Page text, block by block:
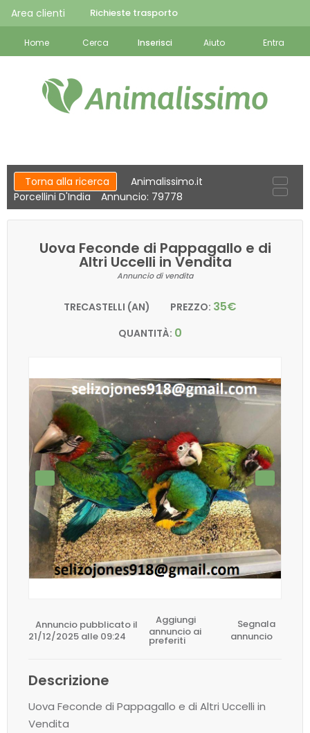
Area clienti Richieste trasporto
Home Cerca Inserisci Aiuto Entra
Torna alla ricerca
Animalissimo.it
Porcellini D'India
Annuncio: 79778
Uova Feconde di Pappagallo e di
Altri Uccelli in Vendita
Annuncio di vendita
TRECASTELLI (AN) PREZZO: 35€
QUANTITÀ: 0
Annuncio pubblicato il
21/12/2025 alle 09:24
Aggiungi
annuncio ai
preferiti
Segnala
annuncio
Descrizione
Uova Feconde di Pappagallo e di Altri Uccelli in
Vendita